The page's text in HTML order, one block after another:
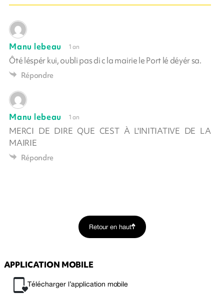
Manu lebeau 1 an
Ôté léspér kui, oubli pas di c la mairie le Port lé déyér sa.
Répondre
Manu lebeau 1 an
MERCI DE DIRE QUE CEST À L'INITIATIVE DE LA
MAIRIE
Répondre
Retour en haut
APPLICATION MOBILE
Télécharger l’application mobile